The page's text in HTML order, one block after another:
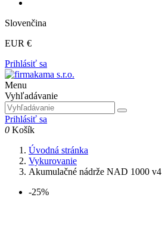
Slovenčina
EUR €
Prihlásiť sa
Menu
Vyhľadávanie
Prihlásiť sa
0 Košík
Úvodná stránka
Vykurovanie
Akumulačné nádrže NAD 1000 v4
-25%